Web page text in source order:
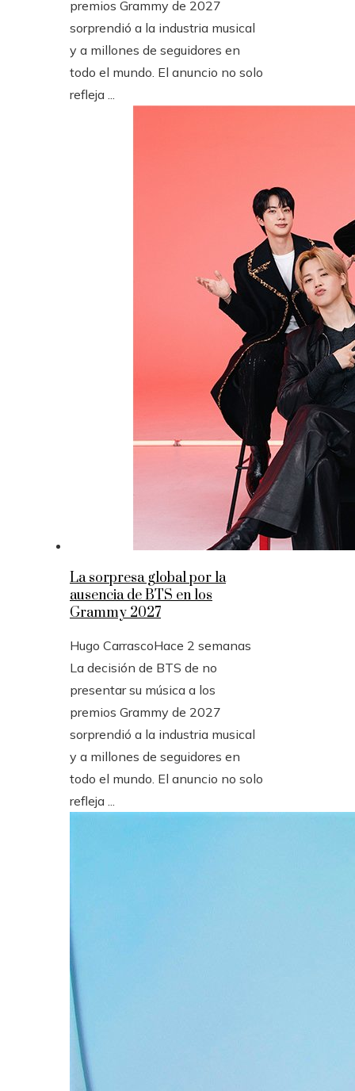
premios Grammy de 2027
sorprendió a la industria musical
y a millones de seguidores en
todo el mundo. El anuncio no solo
refleja ...
La sorpresa global por la
ausencia de BTS en los
Grammy 2027
Hugo CarrascoHace 2 semanas
La decisión de BTS de no
presentar su música a los
premios Grammy de 2027
sorprendió a la industria musical
y a millones de seguidores en
todo el mundo. El anuncio no solo
refleja ...